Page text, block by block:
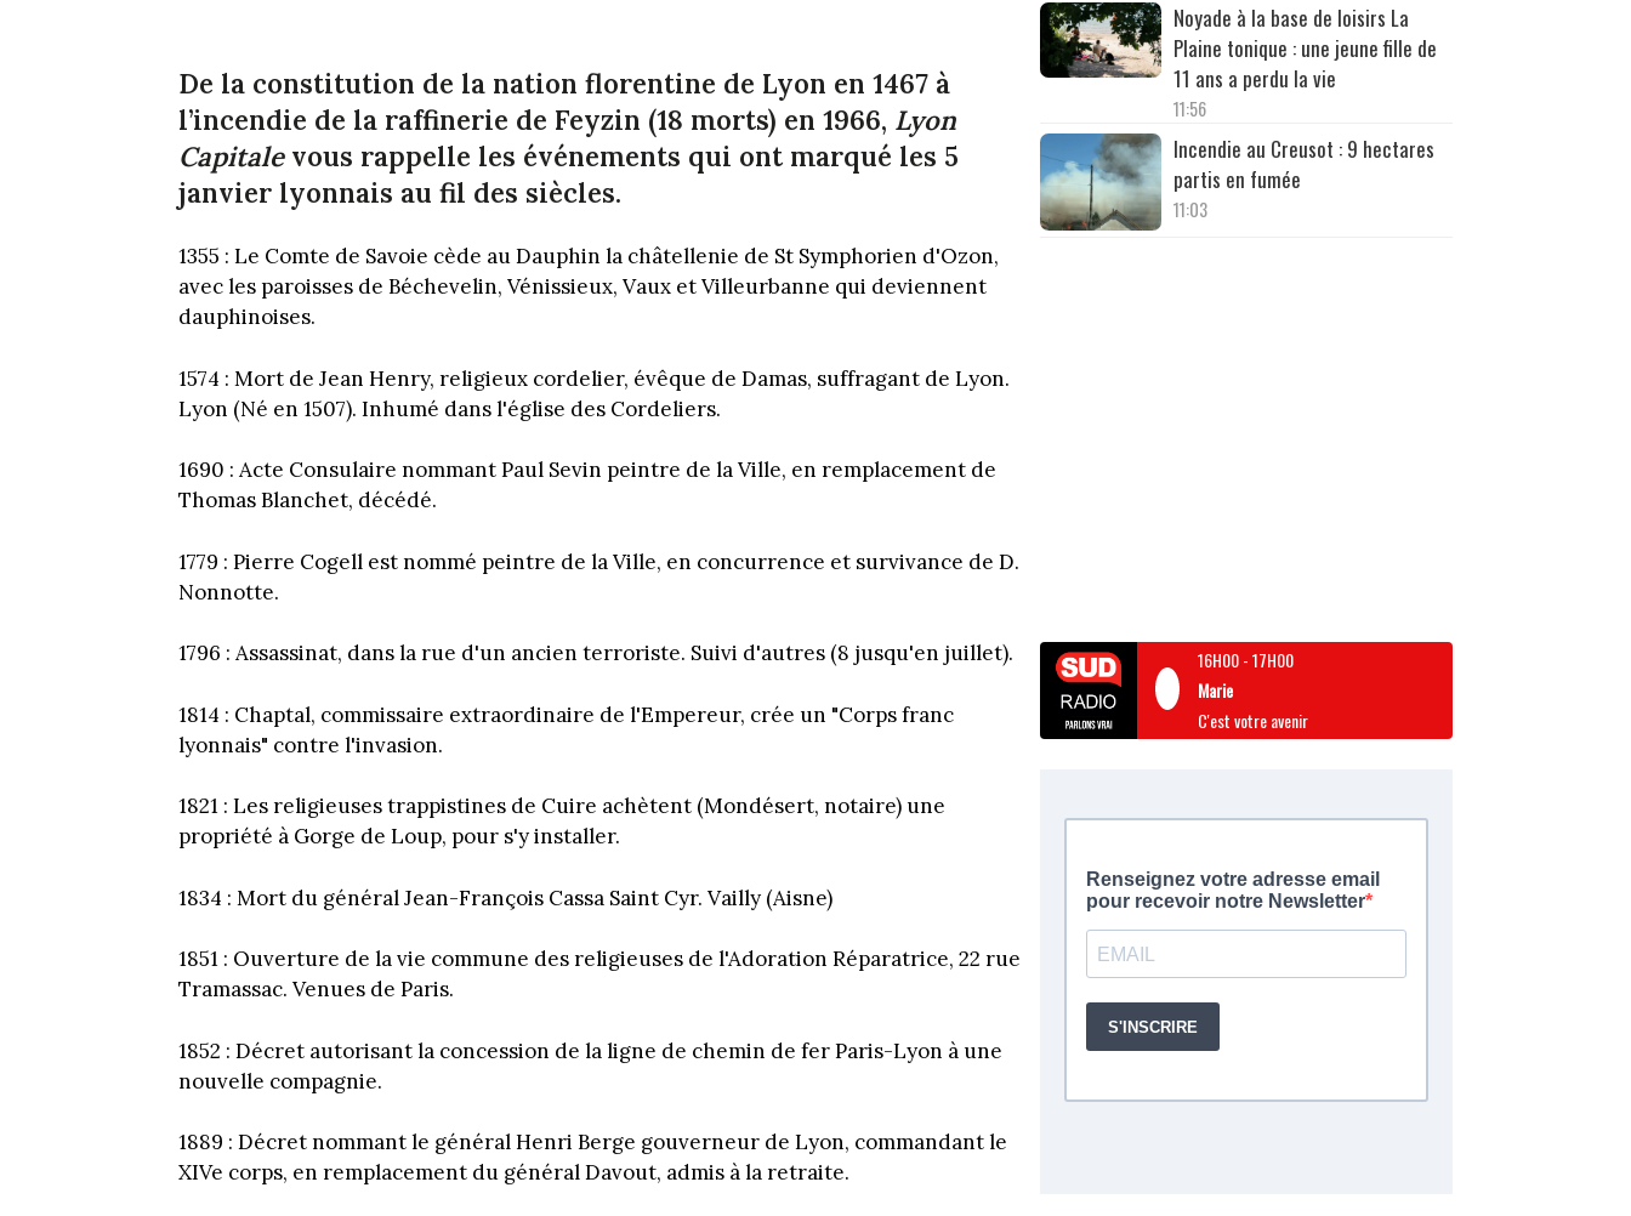
De la constitution de la nation florentine de Lyon en 1467 à
l’incendie de la raffinerie de Feyzin (18 morts) en 1966, Lyon
Capitalevous rappelle les événements qui ont marqué les 5
janvier lyonnais au fil des siècles.
1355 : Le Comte de Savoie cède au Dauphin la châtellenie de St Symphorien d'Ozon,
avec les paroisses de Béchevelin, Vénissieux, Vaux et Villeurbanne qui deviennent
dauphinoises.
1574 : Mort de Jean Henry, religieux cordelier, évêque de Damas, suffragant de Lyon.
Lyon (Né en 1507). Inhumé dans l'église des Cordeliers.
1690 : Acte Consulaire nommant Paul Sevin peintre de la Ville, en remplacement de
Thomas Blanchet, décédé.
1779 : Pierre Cogell est nommé peintre de la Ville, en concurrence et survivance de D.
Nonnotte.
1796 : Assassinat, dans la rue d'un ancien terroriste. Suivi d'autres (8 jusqu'en juillet).
1814 : Chaptal, commissaire extraordinaire de l'Empereur, crée un "Corps franc
lyonnais" contre l'invasion.
1821 : Les religieuses trappistines de Cuire achètent (Mondésert, notaire) une
propriété à Gorge de Loup, pour s'y installer.
1834 : Mort du général Jean-François Cassa Saint Cyr. Vailly (Aisne)
1851 : Ouverture de la vie commune des religieuses de l'Adoration Réparatrice, 22 rue
Tramassac. Venues de Paris.
1852 : Décret autorisant la concession de la ligne de chemin de fer Paris-Lyon à une
nouvelle compagnie.
1889 : Décret nommant le général Henri Berge gouverneur de Lyon, commandant le
XIVe corps, en remplacement du général Davout, admis à la retraite.
Noyade à la base de loisirs La
Plaine tonique : une jeune fille de
11 ans a perdu la vie
11:56
Incendie au Creusot : 9 hectares
partis en fumée
11:03
16H00-17H00
Marie
C'est votre avenir